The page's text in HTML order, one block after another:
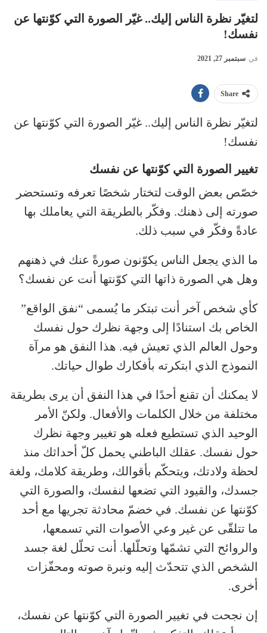
لتغيّر نظرة الناس إليك.. غيّر الصورة التي كوّنتها عن
نفسك!
في سبتمبر 27, 2021
Share
لتغيّر نظرة الناس إليك.. غيّر الصورة التي كوّنتها عن
نفسك!
تغيير الصورة التي كوّنتها عن نفسك
خصّص بعض الوقت لتختار شخصًا تعرفه وتستحضر
صورته إلى ذهنك. وفكّر بالطريقة التي يعاملك بها
عادةً وفكّر في سبب ذلك.
ما الذي يجعل الناس يكوّنون صورةً عنك في ذهنهم
وهل هي الصورة ذاتها التي كوّنتها أنت عن نفسك؟
كأي شخص آخر أنت تبتكر ما يُسمى “نفق الواقع”
الخاص بك استنادًا إلى وجهة نظرك حول نفسك
وحول العالم الذي تعيش فيه. هذا النفق هو مرآة
النموذج الذي ابتكرته بأفكارك طوال حياتك.
لا يمكنك أن تقنع أحدًا في هذا النفق أن يرى بطريقة
مختلفة من خلال الكلمات والأفعال. ولكنّ الأمر
الوحيد الذي تستطيع فعله هو تغيير وجهة نظرك
حول نفسك. عقلك الباطني يحمل كلّ أحداثك منذ
لحظة ولادتك، ويتحكّم بأقوالك، وطريقة كلامك، ولغة
جسدك، والقيود التي تضعها لنفسك، والصورة التي
كوّنتها عن نفسك. في خضمّ محادثة تجريها مع أحد
ما تتلقّى عن غير وعي الأصوات التي تسمعها،
والروائح التي تشمّها وتحلّلها. أنت تحلّل لغة جسد
الشخص الذي تتحدّث إليه ونبرة صوته ومحفّزات
أخرى.
إن نجحت في تغيير الصورة التي كوّنتها عن نفسك،